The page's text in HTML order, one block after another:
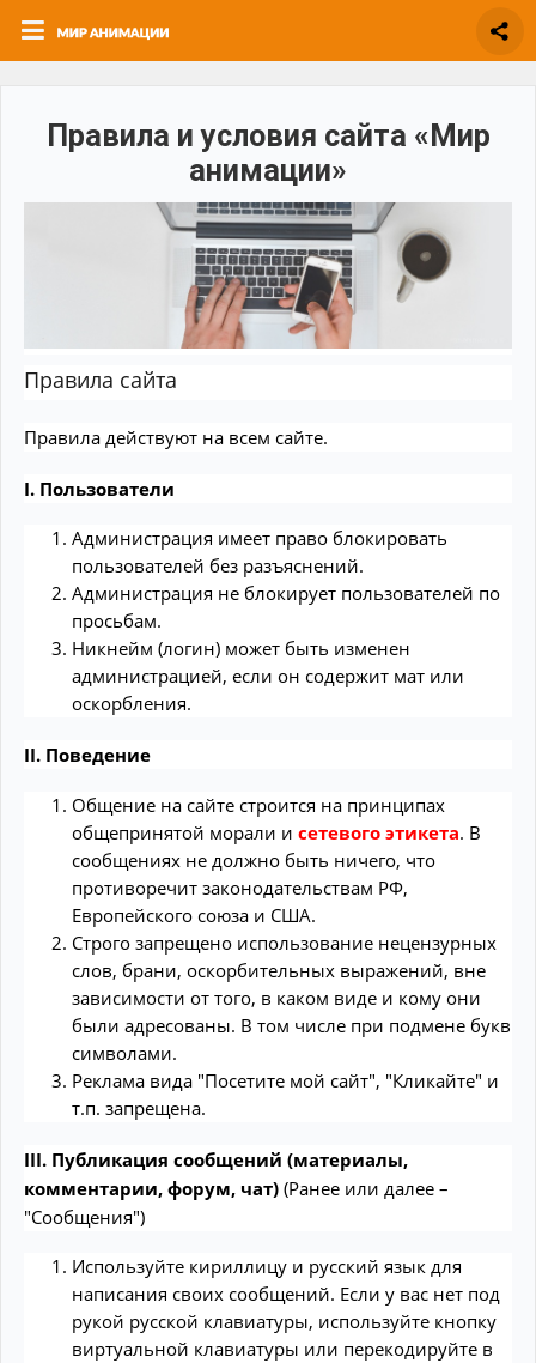
Правила и условия сайта «Мир
анимации»
Правила сайта
Правила действуют на всем сайте.
I. Пользователи
Администрация имеет право блокировать
пользователей без разъяснений.
Администрация не блокирует пользователей по
просьбам.
Никнейм (логин) может быть изменен
администрацией, если он содержит мат или
оскорбления.
II. Поведение
Общение на сайте строится на принципах
общепринятой морали и сетевого этикета. В
сообщениях не должно быть ничего, что
противоречит законодательствам РФ,
Европейского союза и США.
Строго запрещено использование нецензурных
слов, брани, оскорбительных выражений, вне
зависимости от того, в каком виде и кому они
были адресованы. В том числе при подмене букв
символами.
Реклама вида "Посетите мой сайт", "Кликайте" и
т.п. запрещена.
III. Публикация сообщений (материалы,
комментарии, форум, чат)(Ранее или далее –
"Cообщения")
Используйте кириллицу и русский язык для
написания своих сообщений. Если у вас нет под
рукой русской клавиатуры, используйте кнопку
виртуальной клавиатуры или перекодируйте в